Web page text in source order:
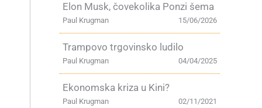
Elon Musk, čovekolika Ponzi šema
15/06/2026
Paul Krugman
Trampovo trgovinsko ludilo
04/04/2025
Paul Krugman
Ekonomska kriza u Kini?
02/11/2021
Paul Krugman